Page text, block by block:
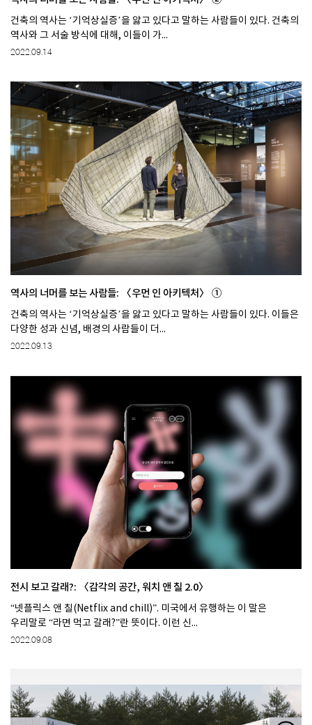
건축의 역사는 ‘기억상실증’을 앓고 있다고 말하는 사람들이 있다. 건축의
역사와 그 서술 방식에 대해, 이들이 가...
2022.09.14
역사의 너머를 보는 사람들: 〈우먼 인 아키텍처〉 ①
건축의 역사는 ‘기억상실증’을 앓고 있다고 말하는 사람들이 있다. 이들은
다양한 성과 신념, 배경의 사람들이 더...
2022.09.13
전시 보고 갈래?: 〈감각의 공간, 워치 앤 칠 2.0〉
“넷플릭스 앤 칠(Netflix and chill)”. 미국에서 유행하는 이 말은
우리말로 “라면 먹고 갈래?”란 뜻이다. 이런 신...
2022.09.08